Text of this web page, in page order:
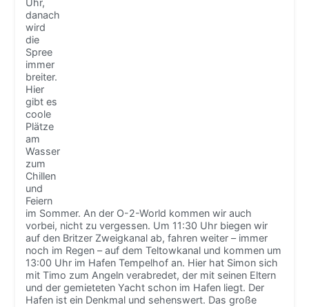
Uhr,
danach
wird
die
Spree
immer
breiter.
Hier
gibt es
coole
Plätze
am
Wasser
zum
Chillen
und
Feiern
im Sommer. An der O-2-World kommen wir auch
vorbei, nicht zu vergessen. Um 11:30 Uhr biegen wir
auf den Britzer Zweigkanal ab, fahren weiter – immer
noch im Regen – auf dem Teltowkanal und kommen um
13:00 Uhr im Hafen Tempelhof an. Hier hat Simon sich
mit Timo zum Angeln verabredet, der mit seinen Eltern
und der gemieteten Yacht schon im Hafen liegt. Der
Hafen ist ein Denkmal und sehenswert. Das große